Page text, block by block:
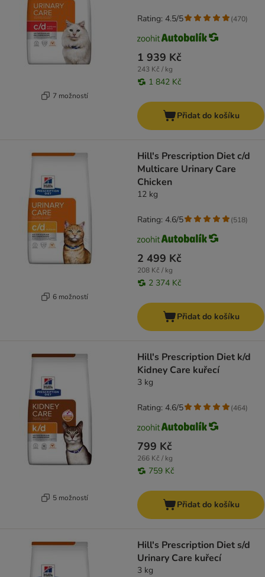
7 možností
1 939 Kč
243 Kč / kg
1 842 Kč
Rating: 4.5/5 (470)
Přidat do košíku
6 možností
Hill's Prescription Diet c/d
Multicare Urinary Care
Chicken
12 kg
2 499 Kč
208 Kč / kg
2 374 Kč
Rating: 4.6/5 (518)
Přidat do košíku
5 možností
Hill's Prescription Diet k/d
Kidney Care kuřecí
3 kg
799 Kč
266 Kč / kg
759 Kč
Rating: 4.6/5 (464)
Přidat do košíku
Hill's Prescription Diet s/d
Urinary Care kuřecí
3 kg